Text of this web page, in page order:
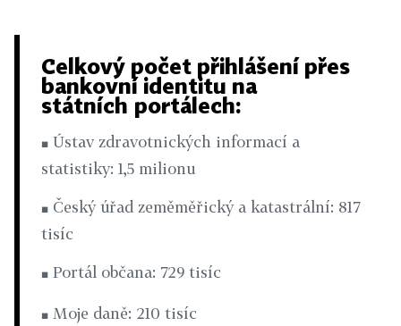
Celkový počet přihlášení přes
bankovní identitu na
státních portálech:
■ Ústav zdravotnických informací a
statistiky: 1,5 milionu
■ Český úřad zeměměřický a katastrální: 817
tisíc
■ Portál občana: 729 tisíc
■ Moje daně: 210 tisíc